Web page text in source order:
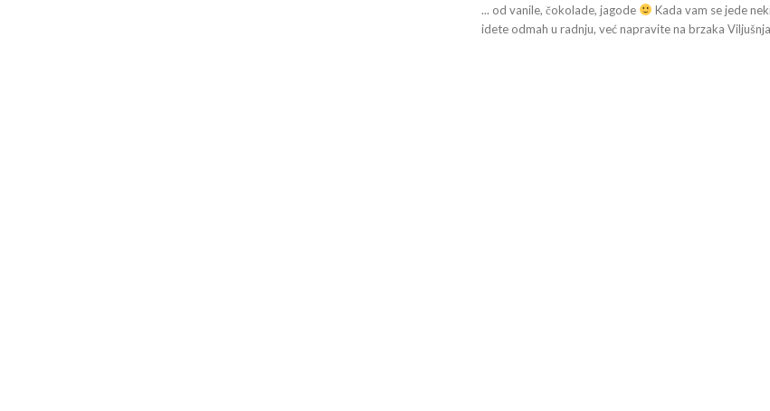
... od vanile, čokolade, jagode
Kada vam se jede
idete odmah u radnju, već napravite na brzaka